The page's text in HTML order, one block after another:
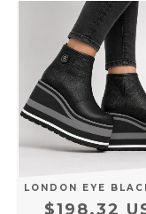
LONDON EYE
$198.32